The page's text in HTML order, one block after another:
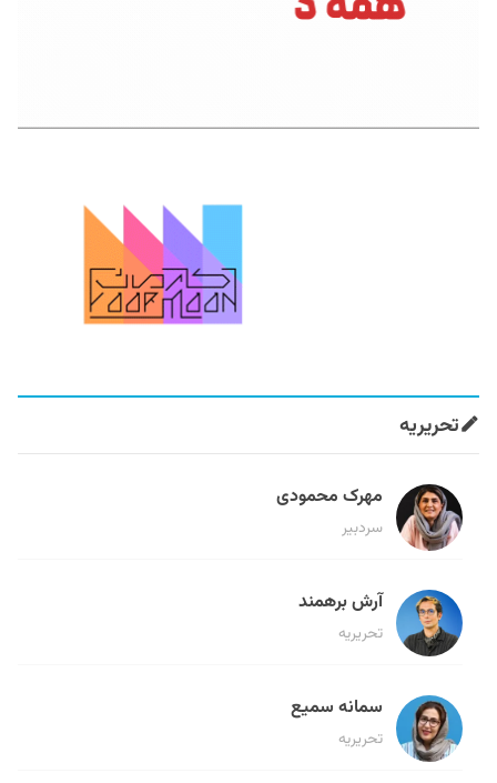
تحریریه
مهرک محمودی
سردبیر
آرش برهمند
تحریریه
سمانه سمیع
تحریریه